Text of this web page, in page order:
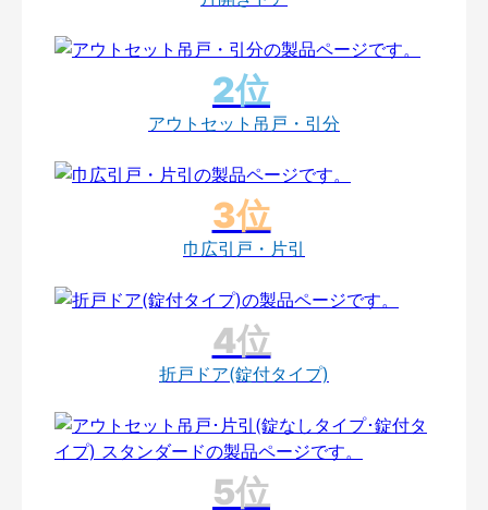
アウトセット吊戸・引分
巾広引戸・片引
折戸ドア(錠付タイプ)